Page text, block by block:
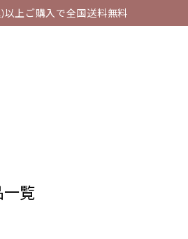
上ご購入で全国送料無料
一覧